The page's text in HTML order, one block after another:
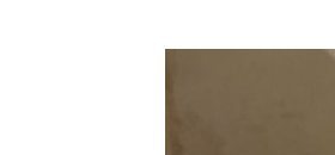
Colombia